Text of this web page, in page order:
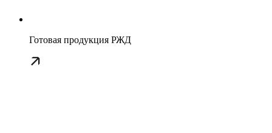
Готовая продукция РЖД